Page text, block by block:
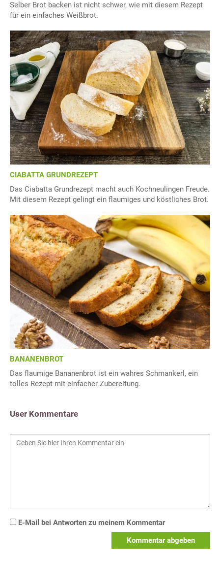
Selber Brot backen ist nicht schwer, wie mit diesem Rezept
für ein einfaches Weißbrot.
CIABATTA GRUNDREZEPT
Das Ciabatta Grundrezept macht auch Kochneulingen Freude.
Mit diesem Rezept gelingt ein flaumiges und köstliches Brot.
BANANENBROT
Das flaumige Bananenbrot ist ein wahres Schmankerl, ein
tolles Rezept mit einfacher Zubereitung.
User Kommentare
E-Mail bei Antworten zu meinem Kommentar
Kommentar abgeben